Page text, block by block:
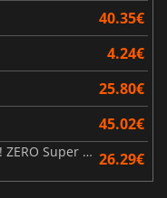
40.35€
4.24€
25.80€
45.02€
DRAGON BALL Sparking! ZERO Super Limit Breaking NEO 26.29€